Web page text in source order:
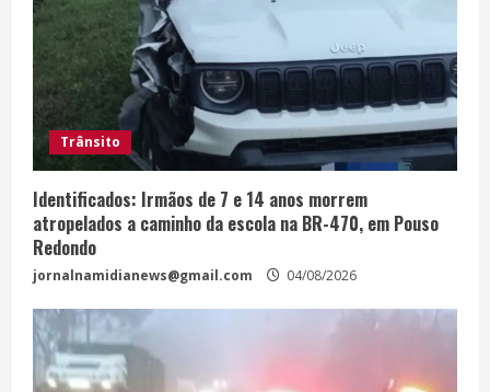
Trânsito
Identificados: Irmãos de 7 e 14 anos morrem
atropelados a caminho da escola na BR-470, em Pouso
Redondo
jornalnamidianews@gmail.com 04/08/2026